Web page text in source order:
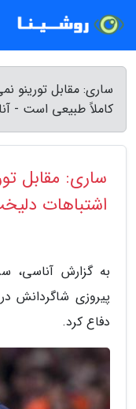
ساری: مقابل تورینو
کاملاً طبیعی است -
ساری: مقابل
اشتباهات
به گزارش آناسی،
پیروزی شاگردانش
دفاع کرد.